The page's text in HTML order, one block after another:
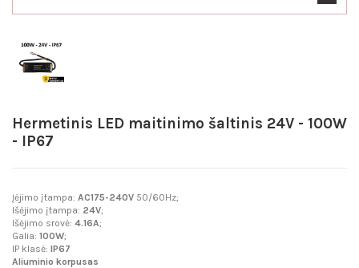
Hermetinis LED maitinimo šaltinis 24V - 100W
- IP67
Įėjimo įtampa: AC175-240V 50/60Hz;
Išėjimo įtampa: 24V;
Išėjimo srovė: 4.16A;
Galia: 100W;
IP klasė: IP67
Aliuminio korpusas